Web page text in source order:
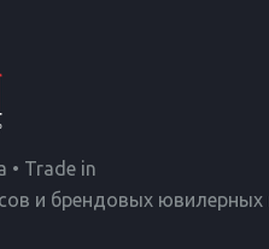
• Trade in
и брендовых ювилерных